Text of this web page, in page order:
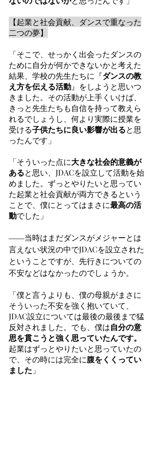
【起業と社会貢献、ダンスで重なった
二つの夢】
「そこで、せっかく出会ったダンスの
ために自分が何かできないかと考えた
結果、学校の先生たちに『ダンスの教
え方を伝える活動』をしようと思いつ
きました。その活動が上手くいけば、
きっと先生たちも自信を持って教えら
れるでしょうし、何より実際に授業を
受ける子供たちに良い影響が出ると思
ったんです」
「そういった点に大きな社会的意義が
あると思い、JDACを設立して活動を始
めました。ずっとやりたいと思ってい
た起業と社会貢献が両方できるという
ことで、僕にとってはまさに最高の活
動でした」
――当時はまだダンスがメジャーとは
言えない状況の中でJDACを設立された
ということですが、先行きについての
不安などはなかったのでしょうか。
「僕と言うよりも、僕の母親がまさに
そういった不安を強く抱いていて、
JDAC設立については最後の最後まで猛
反対されました。でも、僕は自分の意
思を貫こうと強く思っていたんです。
起業はずっとやりたいと思っていたの
で、その時には完全に腹をくくってい
ました 」